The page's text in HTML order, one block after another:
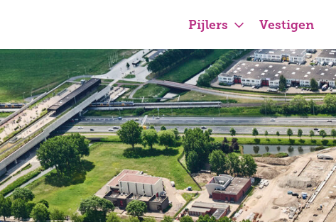
Pijlers Vestigen